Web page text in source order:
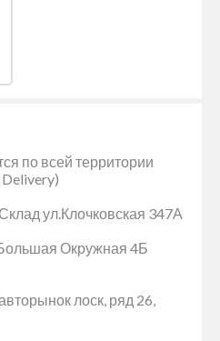
по всей территории
ул.Клочковская 347А
Окружная 4Б
лоск, ряд 26,